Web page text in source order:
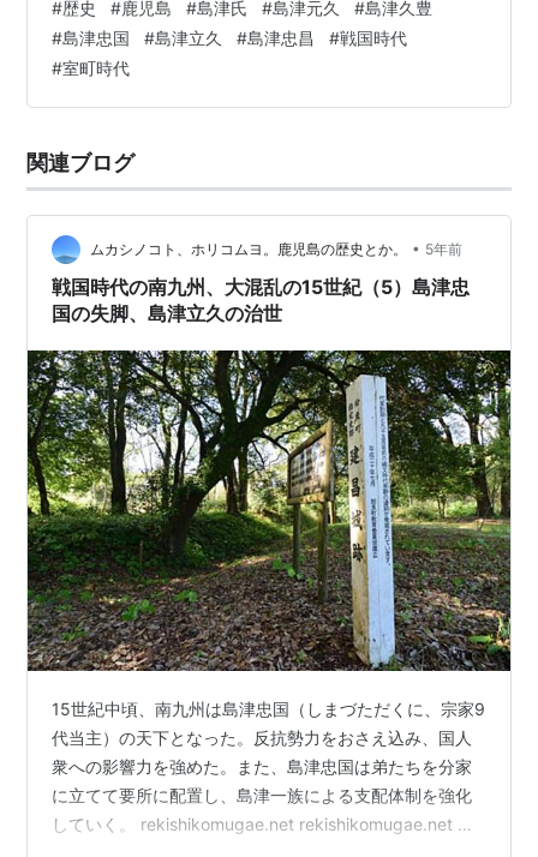
混乱を治めようと動く。そしてまた、ほころびが……。
と、その連続だった。 大混乱の15世紀を一気にたどる。
奥州家と総州家の抗争 奥州家の相続問題と、伊集院頼久
の乱 島津久豊が領内を制圧 兄弟対立、島津忠国と島津用
家と総州家の抗争 14世紀の南…
#歴史 #鹿児島 #島津氏 #島津元久 #島津久豊
#島津忠国 #島津立久 #島津忠昌 #戦国時代
#室町時代
関連ブログ
ムカシノコト、ホリコムヨ。鹿児島の歴史とか。 • 5年前
戦国時代の南九州、大混乱の15世紀（5）島津忠
国の失脚、島津立久の治世
15世紀中頃、南九州は島津忠国（しまづただくに、宗家9
代当主）の天下となった。反抗勢力をおさえ込み、国人
衆への影響力を強めた。また、島津忠国は弟たちを分家
に立てて要所に配置し、島津一族による支配体制を強化
していく。 rekishikomugae.net rekishikomugae.net 北